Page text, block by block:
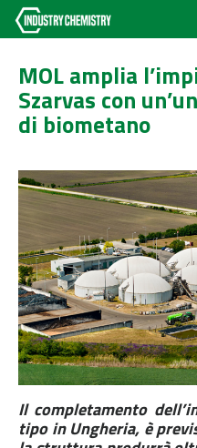
MOL amplia
Szarvas con
di biometano
Il completamento
tipo in Ungheria, è